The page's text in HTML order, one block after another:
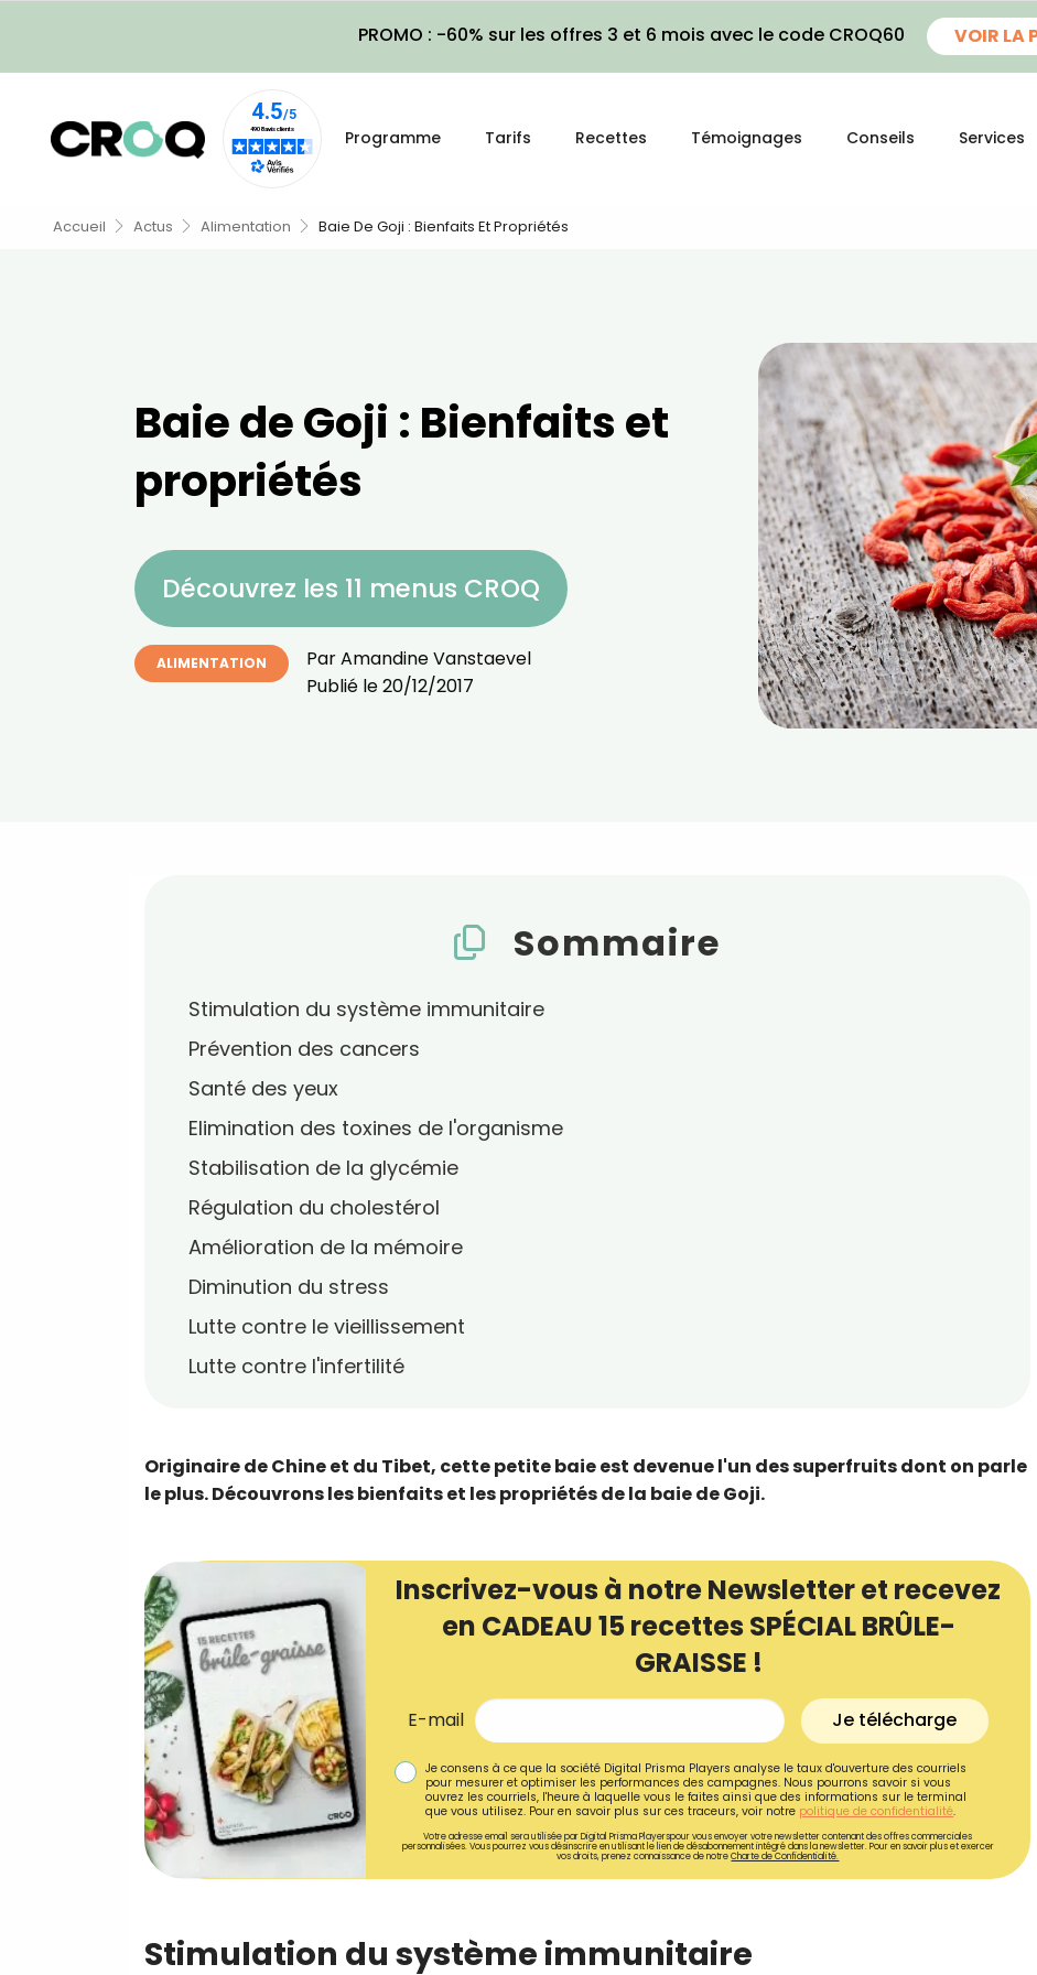
PROMO : -60% sur les offres 3 et 6 mois avec le code CROQ60 VOIR LA
Programme Tarifs Recettes Témoignages Conseils Services
Accueil Actus Alimentation Baie De Goji : Bienfaits Et Propriétés
Baie de Goji : Bienfaits et
propriétés
Découvrez les 11 menus CROQ
ALIMENTATION ParAmandine Vanstaevel
Publié le20/12/2017
Sommaire
Stimulation du système immunitaire
Prévention des cancers
Santé des yeux
Elimination des toxines de l'organisme
Stabilisation de la glycémie
Régulation du cholestérol
Amélioration de la mémoire
Diminution du stress
Lutte contre le vieillissement
Lutte contre l'infertilité
Originaire de Chine et du Tibet, cette petite baie est devenue l'un des superfruits dont on parle
le plus. Découvrons les bienfaits et les propriétés de la baie de Goji.
Inscrivez-vous à notre Newsletter et recevez
en CADEAU 15 recettes SPÉCIAL BRÛLE-
GRAISSE !
E-mail Je télécharge
Je consens à ce que la société Digital Prisma Players analyse le taux d'ouverture des courriels
pour mesurer et optimiser les performances des campagnes. Nous pourrons savoir si vous
ouvrez les courriels, l'heure à laquelle vous le faites ainsi que des informations sur le terminal
que vous utilisez. Pour en savoir plus sur ces traceurs, voir notre politique de confidentialité.
Votre adresse email sera utilisée par Digital Prisma Playerspour vous envoyer votre newsletter contenant des offres commerciales
personnalisées. Vous pourrez vous désinscrire en utilisant le lien de désabonnement intégré dans la newsletter. Pour en savoir plus et exercer
vos droits, prenez connaissance de notreCharte de Confidentialité.
Stimulation du système immunitaire
Recevez gratuitement 180
recettes inédites de CROQ
Ainsi que la newsletter promotionnelle